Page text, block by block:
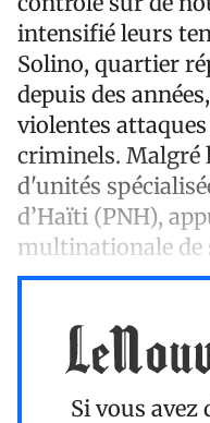
intensifié leurs
Solino, quartier
depuis des
violentes
criminels. Malgré
d'unités
d’Haïti (PNH),
multinationale de
Si vous avez